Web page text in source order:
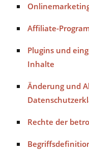
Affiliate-
Plugins und
Inhalte
Änderung und
Rechte der